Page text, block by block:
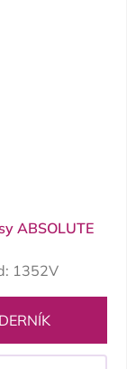
ABSOLUTE
1352V